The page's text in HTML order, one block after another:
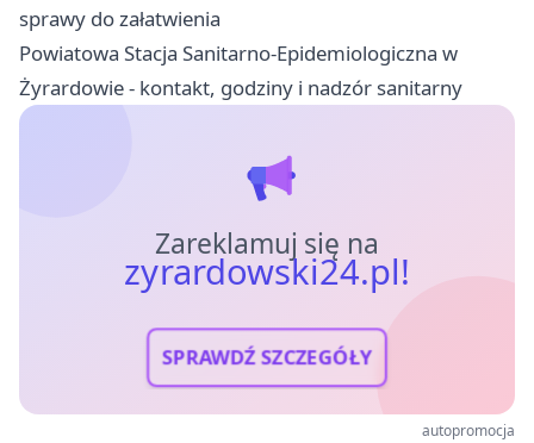
sprawy do załatwienia
Powiatowa Stacja Sanitarno-Epidemiologiczna w
Żyrardowie - kontakt, godziny i nadzór sanitarny
Zareklamuj się na
zyrardowski24.pl!
SPRAWDŹ SZCZEGÓŁY
autopromocja